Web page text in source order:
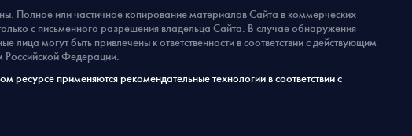
Полное или частичное копирование материалов Сайта в коммерческих
с письменного разрешения владельца Сайта. В случае обнаружения
лица могут быть привлечены к ответственности в соответствии с действующим
Российской Федерации.
ресурсе применяются рекомендательные технологии в соответствии с